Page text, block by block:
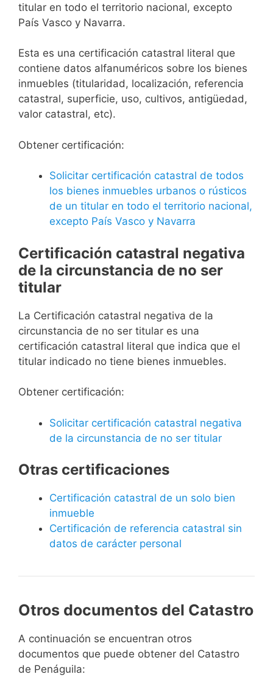
titular en todo el territorio nacional, excepto
País Vasco y Navarra.
Esta es una certificación catastral literal que
contiene datos alfanuméricos sobre los bienes
inmuebles (titularidad, localización, referencia
catastral, superficie, uso, cultivos, antigüedad,
valor catastral, etc).
Obtener certificación:
Solicitar certificación catastral de todos
los bienes inmuebles urbanos o rústicos
de un titular en todo el territorio nacional,
excepto País Vasco y Navarra
Certificación catastral negativa
de la circunstancia de no ser
titular
La Certificación catastral negativa de la
circunstancia de no ser titular es una
certificación catastral literal que indica que el
titular indicado no tiene bienes inmuebles.
Obtener certificación:
Solicitar certificación catastral negativa
de la circunstancia de no ser titular
Otras certificaciones
Certificación catastral de un solo bien
inmueble
Certificación de referencia catastral sin
datos de carácter personal
Otros documentos del Catastro
A continuación se encuentran otros
documentos que puede obtener del Catastro
de Penáguila: